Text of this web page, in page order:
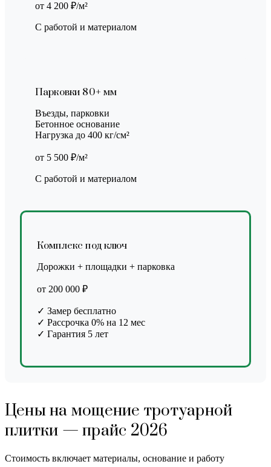
от 4 200 ₽/м²
С работой и материалом
Парковки 80+ мм
Въезды, парковки
Бетонное основание
Нагрузка до 400 кг/см²
от 5 500 ₽/м²
С работой и материалом
Комплекс под ключ
Дорожки + площадки + парковка
от 200 000 ₽
✓ Замер бесплатно
✓ Рассрочка 0% на 12 мес
✓ Гарантия 5 лет
Цены на мощение тротуарной
плитки — прайс 2026
Стоимость включает материалы, основание и работу